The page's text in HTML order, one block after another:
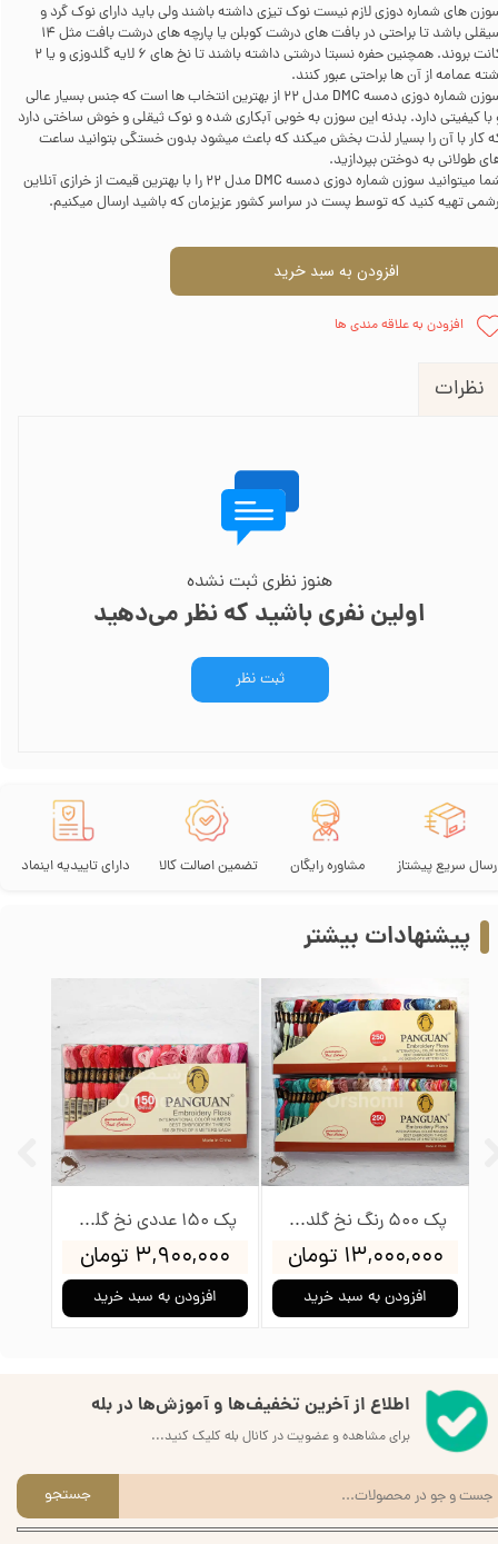
های شماره دوزی لازم نیست نوک تیزی داشته باشند ولی باید دارای نوک گرد و
سیقلی باشد تا براحتی در بافت های درشت کوبلن یا پارچه های درشت بافت مثل 14
کانت بروند. همچنین حفره نسبتا درشتی داشته باشند تا نخ های 6 لایه گلدوزی و یا 2
عمامه از آن ها براحتی عبور کنند.
سوزن شماره دوزی دمسه DMC مدل 22 از بهترین انتخاب ها است که جنس بسیار عالی
با کیفیتی دارد. بدنه این سوزن به خوبی آبکاری شده و نوک ثیقلی و خوش ساختی دارد
کار با آن را بسیار لذت بخش میکند که باعث میشود بدون خستگی بتوانید ساعت
طولانی به دوختن بپردازید.
شما میتوانید سوزن شماره دوزی دمسه DMC مدل 22 را با بهترین قیمت از خرازی آنلاین
تهیه کنید که توسط پست در سراسر کشور عزیزمان که باشید ارسال میکنیم.
افزودن به سبد خرید
افزودن به علاقه مندی ها
نظرات
هنوز نظری ثبت نشده
اولین نفری باشید که نظر می‌دهید
ثبت نظر
تضمین اصالت کالا مشاوره رایگان سریع پیشتاز دارای تاییدیه اینماد
پک 150 عددی نخ گلدوزی پنگوئن
۳,۹۰۰,۰۰۰ تومان
افزودن به سبد خرید
پک 500 رنگ نخ گلدوزی پنگوئن
۱۳,۰۰۰,۰۰۰ تومان
افزودن به سبد خرید
پیشنهادات بیشتر
اطلاع از آخرین تخفیف‌ها و آموزش‌ها در بله
برای مشاهده و عضویت در کانال بله کلیک کنید...
جستجو